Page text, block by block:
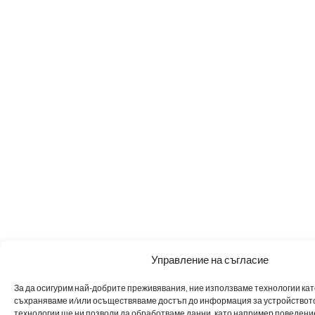
Управление на съгласие
За да осигурим най-добрите преживявания, ние използваме технологии
съхраняваме и/или осъществяваме достъп до информация за